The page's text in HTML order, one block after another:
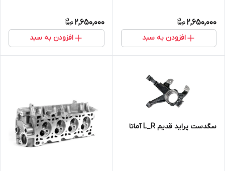
2,650,000
افزودن به سبد
2,650,000
افزودن به سبد
سگدست پراید قدیم L_R آماتا